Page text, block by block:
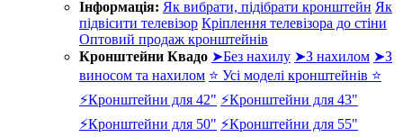
Інформація: Як вибрати, підібрати кронштейн Як
підвісити телевізор Кріплення телевізора до стіни
Оптовий продаж кронштейнів
Кронштейни Квадо ➤Без нахилу ➤З нахилом ➤З
виносом та нахилом ⭐ Усі моделі кронштейнів ⭐
⚡Кронштейни для 42" ⚡Кронштейни для 43"
⚡Кронштейни для 50" ⚡Кронштейни для 55"